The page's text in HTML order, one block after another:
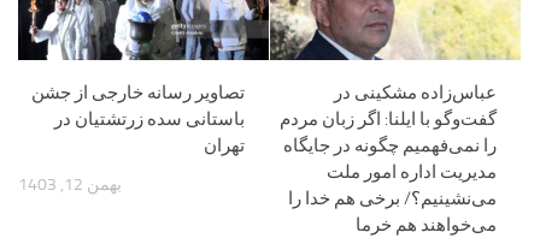
تصاویر رسانه خارجی از جشن
باستانی سده زرتشتیان در
تهران
بهمن 12, 1403
عباس‌زاده مشکینی در
گفت‌وگو با ایلنا: اگر زبان مردم
را نمی‌فهمیم چگونه در جایگاه
مدیریت اداره امور ملت
می‌نشینیم؟/ برخی‌ هم خدا را
می‌خواهند هم خرما